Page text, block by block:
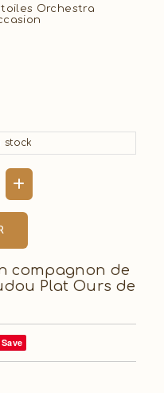
Orchestra
stock
compagnon de
Plat Ours de
Save